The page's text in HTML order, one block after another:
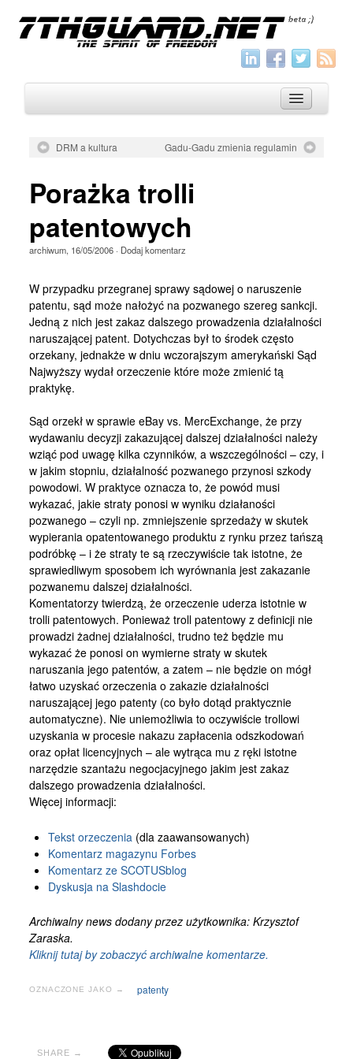
Archiwum
Wszystko
Aktualności
Krótkie
Jak pisać
Kontakt
DRM a kultura Gadu-Gadu zmienia regulamin
Porażka trolli
patentowych
archiwum, 16/05/2006· Dodaj komentarz
W przypadku przegranej sprawy sądowej o naruszenie
patentu, sąd może nałożyć na pozwanego szereg sankcji.
Jedną z nich jest zakaz dalszego prowadzenia działalności
naruszającej patent. Dotychczas był to środek często
orzekany, jednakże w dniu wczorajszym amerykański Sąd
Najwyższy wydał orzeczenie które może zmienić tą
praktykę.
Sąd orzekł w sprawie eBay vs. MercExchange, że przy
wydawaniu decyzji zakazującej dalszej działalności należy
wziąć pod uwagę kilka czynników, a wszczególności – czy, i
w jakim stopniu, działalność pozwanego przynosi szkody
powodowi. W praktyce oznacza to, że powód musi
wykazać, jakie straty ponosi w wyniku działaności
pozwanego – czyli np. zmniejszenie sprzedaży w skutek
wypierania opatentowanego produktu z rynku przez tańszą
podróbkę – i że straty te są rzeczywiście tak istotne, że
sprawiedliwym sposobem ich wyrównania jest zakazanie
pozwanemu dalszej działalności.
Komentatorzy twierdzą, że orzeczenie uderza istotnie w
trolli patentowych. Ponieważ troll patentowy z definicji nie
prowadzi żadnej działalności, trudno też będzie mu
wykazać że ponosi on wymierne straty w skutek
naruszania jego patentów, a zatem – nie będzie on mógł
łatwo uzyskać orzeczenia o zakazie działalności
naruszającej jego patenty (co było dotąd praktycznie
automatyczne). Nie uniemożliwia to oczywiście trollowi
uzyskania w procesie nakazu zapłacenia odszkodowań
oraz opłat licencyjnych – ale wytrąca mu z ręki istotne
narzędzie szantażu negocjacyjnego jakim jest zakaz
dalszego prowadzenia działalności.
Więcej informacji:
Tekst orzeczenia (dla zaawansowanych)
Komentarz magazynu Forbes
Komentarz ze SCOTUSblog
Dyskusja na Slashdocie
Archiwalny news dodany przez użytkownika: Krzysztof
Zaraska.
Kliknij tutaj by zobaczyć archiwalne komentarze.
OZNACZONE JAKO → patenty
SHARE →